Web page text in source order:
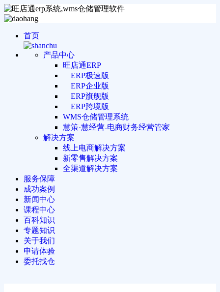
首页
产品中心
旺店通ERP
ERP极速版
ERP企业版
ERP旗舰版
ERP跨境版
WMS仓储管理系统
慧策·慧经营-电商财务经营管家
解决方案
线上电商解决方案
新零售解决方案
全渠道解决方案
服务保障
成功案例
新闻中心
课程中心
百科知识
专题知识
关于我们
申请体验
委托找仓